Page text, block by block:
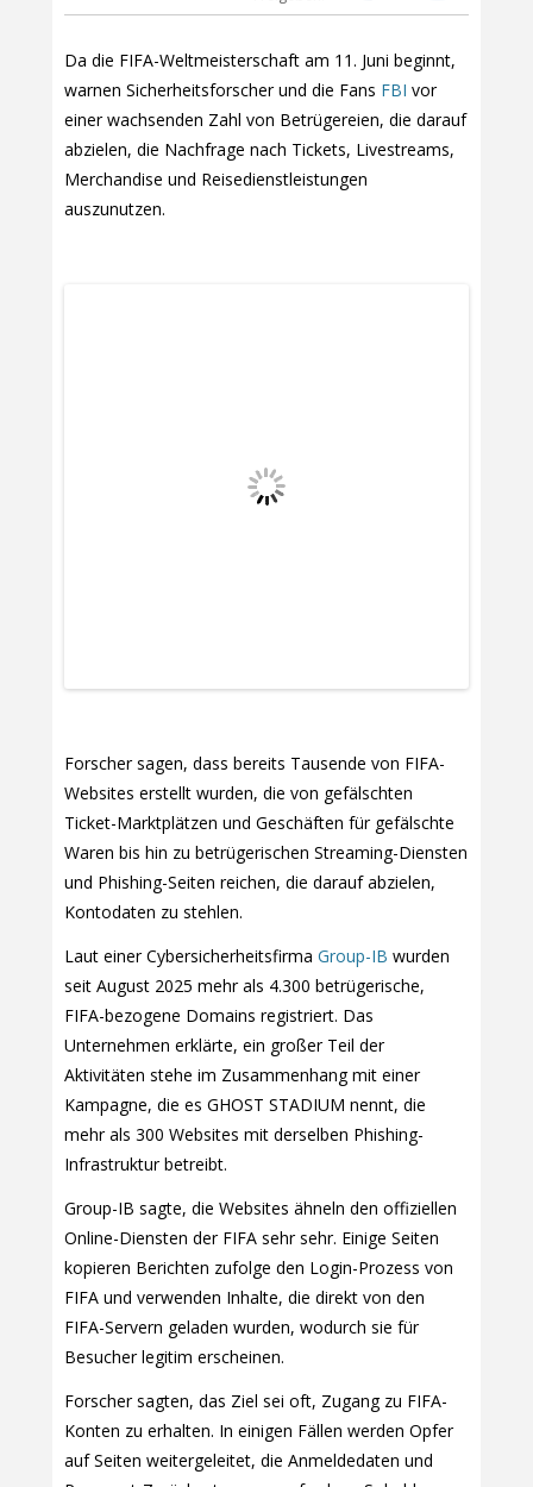
Da die FIFA-Weltmeisterschaft am 11. Juni beginnt,
warnen Sicherheitsforscher und die Fans FBI vor
einer wachsenden Zahl von Betrügereien, die darauf
abzielen, die Nachfrage nach Tickets, Livestreams,
Merchandise und Reisedienstleistungen
auszunutzen.
Forscher sagen, dass bereits Tausende von FIFA-
Websites erstellt wurden, die von gefälschten
Ticket-Marktplätzen und Geschäften für gefälschte
Waren bis hin zu betrügerischen Streaming-Diensten
und Phishing-Seiten reichen, die darauf abzielen,
Kontodaten zu stehlen.
Laut einer Cybersicherheitsfirma Group-IB wurden
seit August 2025 mehr als 4.300 betrügerische,
FIFA-bezogene Domains registriert. Das
Unternehmen erklärte, ein großer Teil der
Aktivitäten stehe im Zusammenhang mit einer
Kampagne, die es GHOST STADIUM nennt, die
mehr als 300 Websites mit derselben Phishing-
Infrastruktur betreibt.
Group-IB sagte, die Websites ähneln den offiziellen
Online-Diensten der FIFA sehr sehr. Einige Seiten
kopieren Berichten zufolge den Login-Prozess von
FIFA und verwenden Inhalte, die direkt von den
FIFA-Servern geladen wurden, wodurch sie für
Besucher legitim erscheinen.
Forscher sagten, das Ziel sei oft, Zugang zu FIFA-
Konten zu erhalten. In einigen Fällen werden Opfer
auf Seiten weitergeleitet, die Anmeldedaten und